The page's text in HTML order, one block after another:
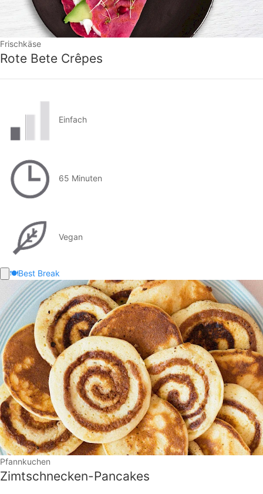
Frischkäse
Rote Bete Crêpes
Einfach
65 Minuten
Vegan
🍽️Best Break
Pfannkuchen
Zimtschnecken-Pancakes